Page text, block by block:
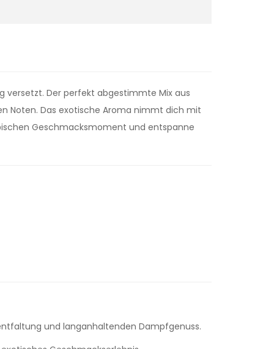
versetzt. Der perfekt abgestimmte Mix aus
Noten. Das exotische Aroma nimmt dich mit
Geschmacksmoment und entspanne
und langanhaltenden Dampfgenuss.